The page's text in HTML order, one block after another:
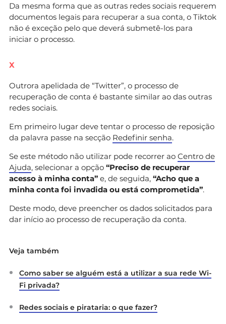
Da mesma forma que as outras redes sociais requerem
documentos legais para recuperar a sua conta, o Tiktok
não é exceção pelo que deverá submetê-los para
iniciar o processo.
X
Outrora apelidada de “Twitter”, o processo de
recuperação de conta é bastante similar ao das outras
redes sociais.
Em primeiro lugar deve tentar o processo de reposição
da palavra passe na secção Redefinir senha.
Se este método não utilizar pode recorrer ao Centro de
Ajuda, selecionar a opção “Preciso de recuperar
acesso à minha conta” e, de seguida, “Acho que a
minha conta foi invadida ou está comprometida”.
Deste modo, deve preencher os dados solicitados para
dar início ao processo de recuperação da conta.
Veja também
Como saber se alguém está a utilizar a sua rede Wi-
Fi privada?
Redes sociais e pirataria: o que fazer?